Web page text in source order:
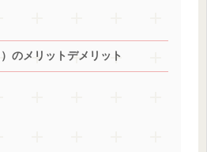
のメリットデメリット